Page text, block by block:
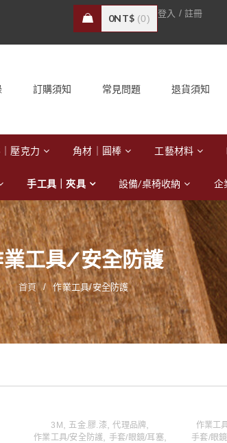
0NT$ 0 登入 / 註冊
訂購須知 常見問題 退貨須知
壓克力 角材｜圓棒 工藝材料
手工具｜夾具 設備/桌椅收納 企
業工具/安全防護
首頁 / 作業工具/安全防護
3M 五金.膠.漆,代理品牌
作業工具/安全防護 手套/眼鏡/耳塞,
作業工
手套/眼